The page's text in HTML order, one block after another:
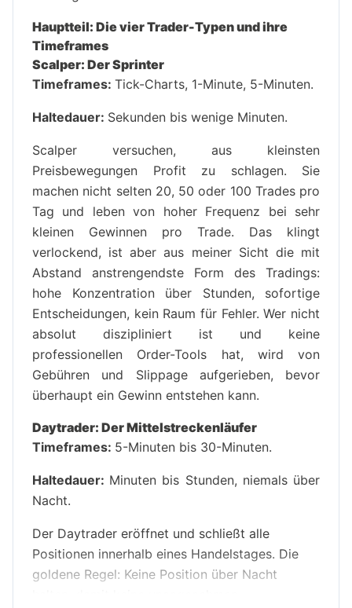
Hauptteil: Die vier Trader-Typen und ihre
Timeframes
Scalper: Der Sprinter
Timeframes: Tick-Charts, 1-Minute, 5-Minuten.
Haltedauer: Sekunden bis wenige Minuten.
Scalper versuchen, aus kleinsten
Preisbewegungen Profit zu schlagen. Sie
machen nicht selten 20, 50 oder 100 Trades pro
Tag und leben von hoher Frequenz bei sehr
kleinen Gewinnen pro Trade. Das klingt
verlockend, ist aber aus meiner Sicht die mit
Abstand anstrengendste Form des Tradings:
hohe Konzentration über Stunden, sofortige
Entscheidungen, kein Raum für Fehler. Wer nicht
absolut diszipliniert ist und keine
professionellen Order-Tools hat, wird von
Gebühren und Slippage aufgerieben, bevor
überhaupt ein Gewinn entstehen kann.
Daytrader: Der Mittelstreckenläufer
Timeframes: 5-Minuten bis 30-Minuten.
Haltedauer: Minuten bis Stunden, niemals über
Nacht.
Der Daytrader eröffnet und schließt alle
Positionen innerhalb eines Handelstages. Die
goldene Regel: Keine Position über Nacht